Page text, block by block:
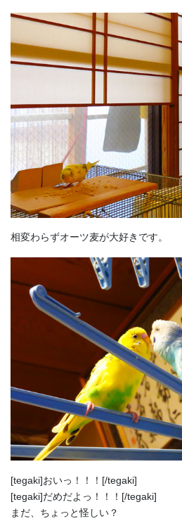
相変わらずオーツ麦が大好きです。
[tegaki]おいっ！！！[/tegaki]
[tegaki]だめだよっ！！！[/tegaki]
まだ、ちょっと怪しい？